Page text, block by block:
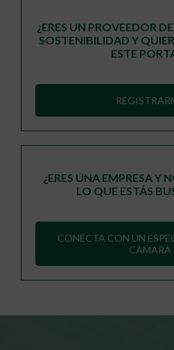
¿ERES UN PROVEEDOR
SOSTENIBILIDAD Y
ESTE
¿ERES UNA EMPRESA Y
LO QUE ESTÁS
CONECTA CON UN
CÁMARA